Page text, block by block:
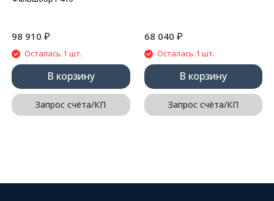
98 910 ₽
Осталась 1 шт.
В корзину
Запрос счёта/КП
68 040 ₽
Осталась 1 шт.
В корзину
Запрос счёта/КП